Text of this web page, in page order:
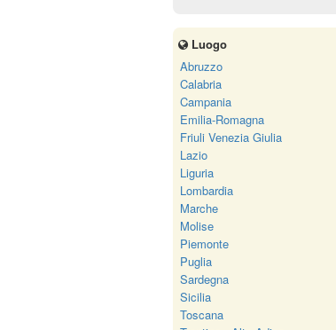
Luogo
Abruzzo
Calabria
Campania
Emilia-Romagna
Friuli Venezia Giulia
Lazio
Liguria
Lombardia
Marche
Molise
Piemonte
Puglia
Sardegna
Sicilia
Toscana